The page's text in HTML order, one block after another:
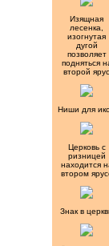
Изящная
лесенка,
изогнутая
дугой
позволяет
подняться
второй ярус
Ниши для
Церковь с
ризницей
находится
втором
Знак в